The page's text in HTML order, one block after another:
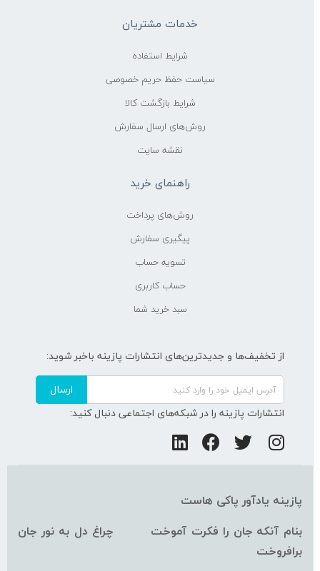
خدمات مشتریان
شرایط استفاده
سیاست حفظ حریم خصوصی
شرایط بازگشت کالا
روش‌های ارسال سفارش
نقشه سایت
راهنمای خرید
روش‌های پرداخت
پیگیری سفارش
تسویه حساب
حساب کاربری
سبد خرید شما
از تخفیف‌ها و جدیدترین‌های انتشارات پازینه باخبر شوید:
ارسال
انتشارات پازینه را در شبکه‌های اجتماعی دنبال کنید:
پازینه یادآور پاکی هاست
بنام آنکه جان را فکرت آموخت چراغ دل به نور جان
برافروخت